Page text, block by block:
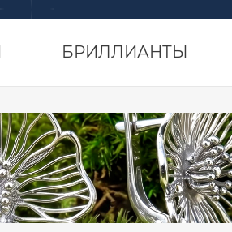
БРИЛЛИАНТЫ